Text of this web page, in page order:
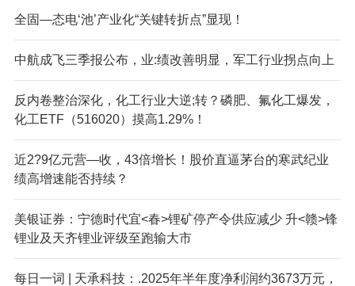
全固—态电‘池’产业化“关键转折点”显现！
中航成飞三季报公布，业:绩改善明显，军工行业拐点向上
反内卷整治深化，化工行业大逆;转？磷肥、氟化工爆发，
化工ETF（516020）摸高1.29%！
近2?9亿元营—收，43倍增长！股价直逼茅台的寒武纪业
绩高增速能否持续？
美银证券：宁德时代宜<春>锂矿停产令供应减少 升<赣>锋
锂业及天齐锂业评级至跑输大市
每日一词 | 天承科技：.2025年半年度净利润约3673万元，